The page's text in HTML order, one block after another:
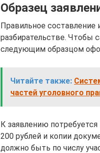
Образец
Правильное составление
разбирательстве. Чтобы
следующим образцом
Читайте также:
частей уголовного
К заявлению
200 рублей и копии
должно быть по числу